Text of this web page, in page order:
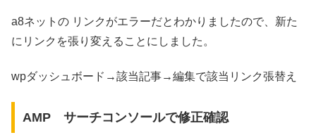
a8ネットの リンクがエラーだとわかりましたので、新た
にリンクを張り変えることにしました。
wpダッシュボード→該当記事→編集で該当リンク張替え
AMP サーチコンソールで修正確認